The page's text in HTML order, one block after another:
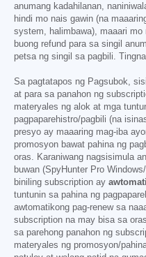
anumang kadahilanan,
hindi mo nais gawin (na
system, halimbawa), maaari
buong refund para sa singil
petsa ng singil sa pagbili.
Sa pagtatapos ng Pagsubok,
at para sa panahon ng
materyales ng alok at mga
pagpaparehistro/pagbili (na
presyo ay maaaring mag-iba
promosyon bawat pahina ng
oras. Karaniwang nagsisimula
buwan (SpyHunter Pro
biniling subscription ay
tuntunin sa pahina ng
awtomatikong pag-renew sa
subscription na may bisa sa
sa parehong panahon ng
materyales ng promosyon/